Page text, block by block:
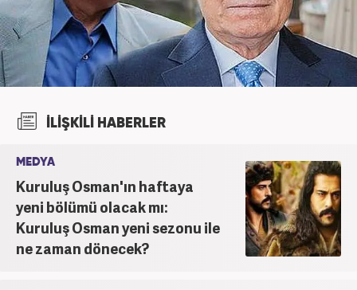
İLİŞKİLİ HABERLER
MEDYA
Kuruluş Osman'ın haftaya
yeni bölümü olacak mı:
Kuruluş Osman yeni sezonu ile
ne zaman dönecek?